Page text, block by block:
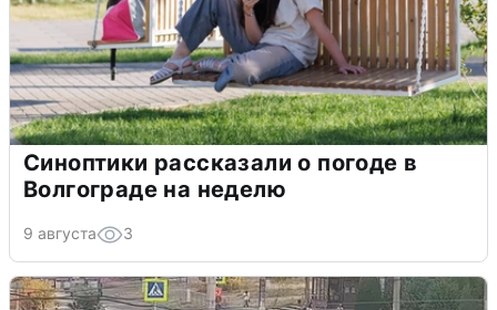
Синоптики рассказали о погоде в
Волгограде на неделю
9 августа 3